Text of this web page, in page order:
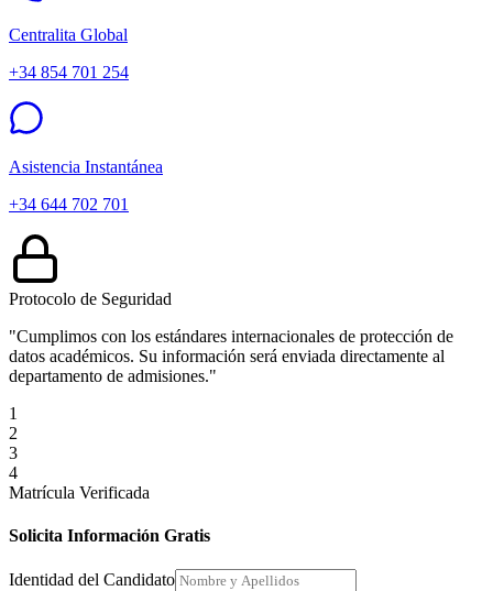
Centralita Global
+34 854 701 254
Asistencia Instantánea
+34 644 702 701
Protocolo de Seguridad
"Cumplimos con los estándares internacionales de protección de
datos académicos. Su información será enviada directamente al
departamento de admisiones."
1
2
3
4
Matrícula Verificada
Solicita Información Gratis
Identidad del Candidato